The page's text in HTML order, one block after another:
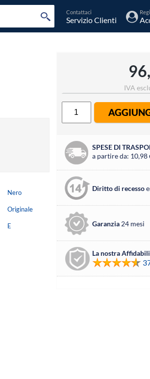
Contattaci
Servizio Clienti
Nero
Originale
E
IVA
SPESE DI
a partire da: 10,98
Diritto di recesso
Garanzia24 mesi
La nostra